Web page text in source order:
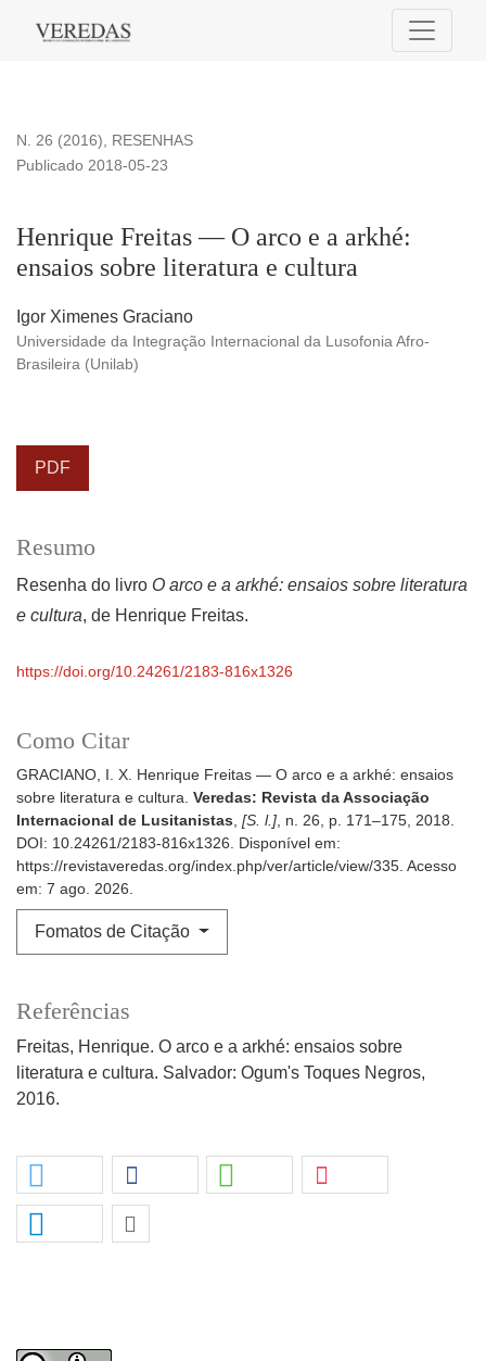
Henrique Freitas — O arco e a arkhé: ensaios sobre
N. 26 (2016), RESENHAS
Henrique Freitas — O arco e a arkhé:
ensaios sobre literatura e cultura
Publicado 2018-05-23
Igor Ximenes Graciano
Universidade da Integração Internacional da Lusofonia Afro-
Brasileira (Unilab)
PDF
Como Citar
GRACIANO, I. X. Henrique Freitas — O arco e a arkhé: ensaios
sobre literatura e cultura. Veredas: Revista da Associação
Internacional de Lusitanistas, [S. l.], n. 26, p. 171–175, 2018.
DOI: 10.24261/2183-816x1326. Disponível em:
https://revistaveredas.org/index.php/ver/article/view/335. Acesso
em: 7 ago. 2026.
Fomatos de Citação
Resumo
Resenha do livro O arco e a arkhé: ensaios sobre literatura
e cultura, de Henrique Freitas.
https://doi.org/10.24261/2183-816x1326
Referências
Freitas, Henrique. O arco e a arkhé: ensaios sobre
literatura e cultura. Salvador: Ogum's Toques Negros,
2016.